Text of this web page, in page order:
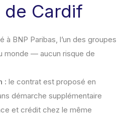
de Cardif
à BNP Paribas, l’un des groupes
monde — aucun risque de
: le contrat est proposé en
démarche supplémentaire
et crédit chez le même